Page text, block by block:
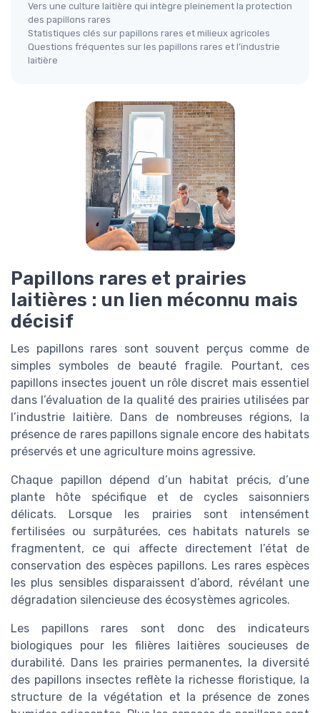
Vers une culture laitière qui intègre pleinement la protection
des papillons rares
Statistiques clés sur papillons rares et milieux agricoles
Questions fréquentes sur les papillons rares et l’industrie
laitière
Papillons rares et prairies
laitières : un lien méconnu mais
décisif
Les papillons rares sont souvent perçus comme de
simples symboles de beauté fragile. Pourtant, ces
papillons insectes jouent un rôle discret mais essentiel
dans l’évaluation de la qualité des prairies utilisées par
l’industrie laitière. Dans de nombreuses régions, la
présence de rares papillons signale encore des habitats
préservés et une agriculture moins agressive.
Chaque papillon dépend d’un habitat précis, d’une
plante hôte spécifique et de cycles saisonniers
délicats. Lorsque les prairies sont intensément
fertilisées ou surpâturées, ces habitats naturels se
fragmentent, ce qui affecte directement l’état de
conservation des espèces papillons. Les rares espèces
les plus sensibles disparaissent d’abord, révélant une
dégradation silencieuse des écosystèmes agricoles.
Les papillons rares sont donc des indicateurs
biologiques pour les filières laitières soucieuses de
durabilité. Dans les prairies permanentes, la diversité
des papillons insectes reflète la richesse floristique, la
structure de la végétation et la présence de zones